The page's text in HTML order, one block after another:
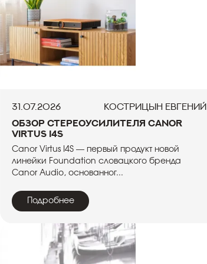
31.07.2026
Кострицын Евгений
Обзор стереоусилителя Canor
Virtus I4S
Canor Virtus I4S — первый продукт новой
линейки Foundation словацкого бренда
Canor Audio, основанног...
Подробнее